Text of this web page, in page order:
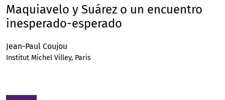
Maquiavelo y Suárez o un encuentro
inesperado-esperado
Jean-Paul Coujou
Institut Michel Villey, Paris